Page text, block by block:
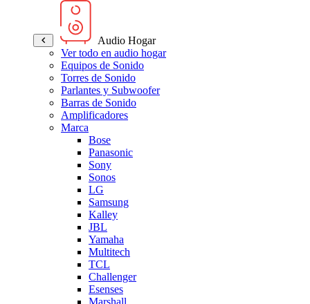
Audio Hogar
Ver todo en audio hogar
Equipos de Sonido
Torres de Sonido
Parlantes y Subwoofer
Barras de Sonido
Amplificadores
Marca
Bose
Panasonic
Sony
Sonos
LG
Samsung
Kalley
JBL
Yamaha
Multitech
TCL
Challenger
Esenses
Marshall